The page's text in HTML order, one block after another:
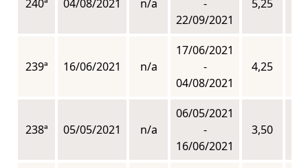
240ª 04/08/2021 n/a
-
22/09/2021
5,25
239ª 16/06/2021 n/a
17/06/2021
-
04/08/2021
4,25
238ª 05/05/2021 n/a
06/05/2021
-
16/06/2021
3,50